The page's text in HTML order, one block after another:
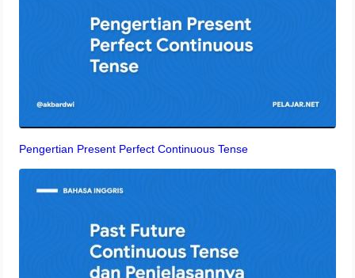
Pengertian Present Perfect Continuous Tense